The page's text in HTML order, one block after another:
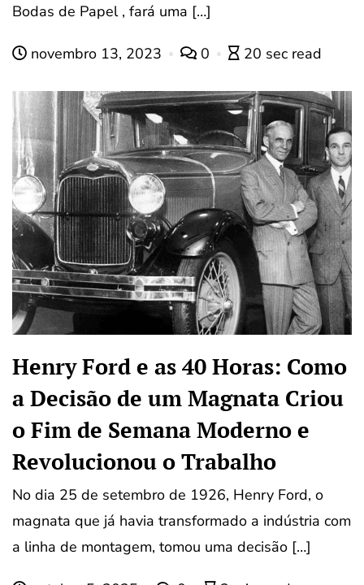
Bodas de Papel , fará uma […]
novembro 13, 2023 0 20 sec read
Henry Ford e as 40 Horas: Como
a Decisão de um Magnata Criou
o Fim de Semana Moderno e
Revolucionou o Trabalho
No dia 25 de setembro de 1926, Henry Ford, o
magnata que já havia transformado a indústria com
a linha de montagem, tomou uma decisão […]